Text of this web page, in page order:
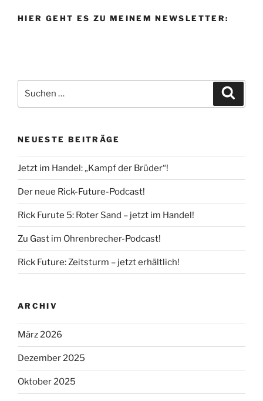
HIER GEHT ES ZU MEINEM NEWSLETTER:
nach:
NEUESTE BEITRÄGE
Jetzt im Handel: „Kampf der Brüder“!
Der neue Rick-Future-Podcast!
Rick Furute 5: Roter Sand – jetzt im Handel!
Zu Gast im Ohrenbrecher-Podcast!
Rick Future: Zeitsturm – jetzt erhältlich!
ARCHIV
März 2026
Dezember 2025
Oktober 2025